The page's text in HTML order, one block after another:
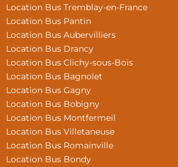
Location Bus Tremblay-en-France
Location Bus Pantin
Location Bus Aubervilliers
Location Bus Drancy
Location Bus Clichy-sous-Bois
Location Bus Bagnolet
Location Bus Gagny
Location Bus Bobigny
Location Bus Montfermeil
Location Bus Villetaneuse
Location Bus Romainville
Location Bus Bondy